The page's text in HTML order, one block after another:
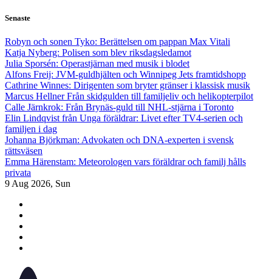
Skip
content
Senaste
Robyn och sonen Tyko: Berättelsen om pappan Max Vitali
Katja Nyberg: Polisen som blev riksdagsledamot
Julia Sporsén: Operastjärnan med musik i blodet
Alfons Freij: JVM-guldhjälten och Winnipeg Jets framtidshopp
Cathrine Winnes: Dirigenten som bryter gränser i klassisk musik
Marcus Hellner Från skidgulden till familjeliv och helikopterpilot
Calle Järnkrok: Från Brynäs-guld till NHL-stjärna i Toronto
Elin Lindqvist från Unga föräldrar: Livet efter TV4-serien och
familjen i dag
Johanna Björkman: Advokaten och DNA-experten i svensk
rättsväsen
Emma Härenstam: Meteorologen vars föräldrar och familj hålls
privata
9 Aug 2026, Sun